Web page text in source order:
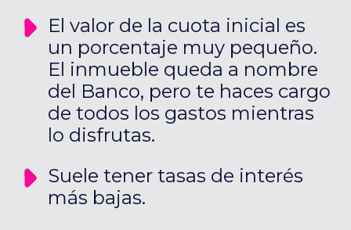
El valor de la cuota inicial es
un porcentaje muy pequeño.
El inmueble queda a nombre
del Banco, pero te haces cargo
de todos los gastos mientras
lo disfrutas.
Suele tener tasas de interés
más bajas.